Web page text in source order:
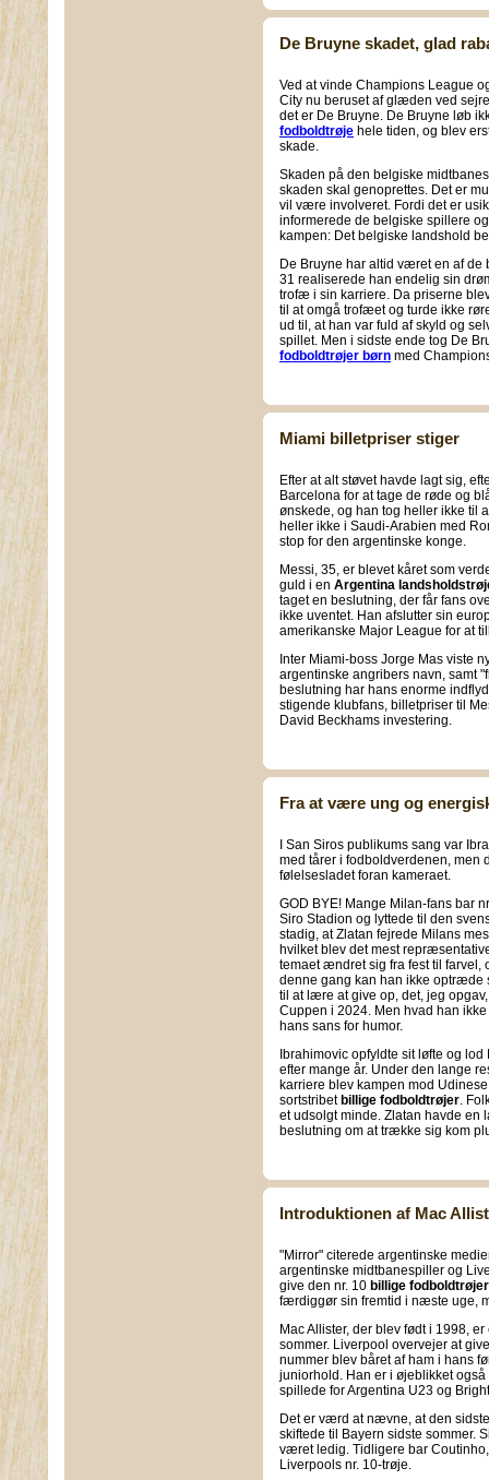
De Bruyne skadet, glad
Ved at vinde Champions League
City nu beruset af glæden ved
det er De Bruyne. De Bruyne løb
fodboldtrøje hele tiden, og blev
skade.
Skaden på den belgiske
skaden skal genoprettes. Det er
vil være involveret. Fordi det er
informerede de belgiske spillere
kampen: Det belgiske landshold
De Bruyne har altid været en af de
31 realiserede han endelig sin
trofæ i sin karriere. Da priserne
til at omgå trofæet og turde ikke
ud til, at han var fuld af skyld og
spillet. Men i sidste ende tog De
fodboldtrøjer børn med
Miami billetpriser stiger
Efter at alt støvet havde lagt sig,
Barcelona for at tage de røde og
ønskede, og han tog heller ikke til
heller ikke i Saudi-Arabien med
stop for den argentinske konge.
Messi, 35, er blevet kåret som
guld i en Argentina
taget en beslutning, der får fans
ikke uventet. Han afslutter sin
amerikanske Major League for at
Inter Miami-boss Jorge Mas viste
argentinske angribers navn, samt
beslutning har hans enorme
stigende klubfans, billetpriser til
David Beckhams investering.
Fra at være ung og
I San Siros publikums sang var
med tårer i fodboldverdenen, men
følelsesladet foran kameraet.
GOD BYE! Mange Milan-fans bar
Siro Stadion og lyttede til den
stadig, at Zlatan fejrede Milans
hvilket blev det mest
temaet ændret sig fra fest til farvel,
denne gang kan han ikke optræde
til at lære at give op, det, jeg
Cuppen i 2024. Men hvad han
hans sans for humor.
Ibrahimovic opfyldte sit løfte og
efter mange år. Under den lange
karriere blev kampen mod
sortstribet billige fodboldtrøjer.
et udsolgt minde. Zlatan havde en
beslutning om at trække sig kom
Introduktionen af Mac
"Mirror" citerede argentinske
argentinske midtbanespiller og
give den nr. 10 billige fodboldtrøjer
færdiggør sin fremtid i næste uge,
Mac Allister, der blev født i 1998,
sommer. Liverpool overvejer at
nummer blev båret af ham i hans
juniorhold. Han er i øjeblikket
spillede for Argentina U23 og
Det er værd at nævne, at den
skiftede til Bayern sidste sommer.
været ledig. Tidligere bar
Liverpools nr. 10-trøje.